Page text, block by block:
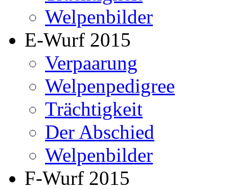
Welpenbilder
E-Wurf 2015
Verpaarung
Welpenpedigree
Trächtigkeit
Der Abschied
Welpenbilder
F-Wurf 2015